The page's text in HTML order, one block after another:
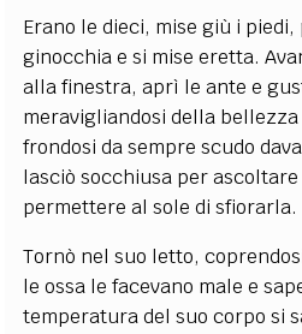
Erano le dieci, mise giù i
ginocchia e si mise eretta.
alla finestra, aprì le ante e
meravigliandosi della
frondosi da sempre scudo
lasciò socchiusa per
permettere al sole di sfiorarla.
Tornò nel suo letto,
le ossa le facevano male e
temperatura del suo corpo si